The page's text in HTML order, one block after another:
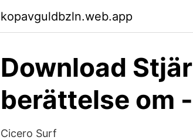
kopavguldbzln.web.app
Download
berättelse om
Cicero Surf